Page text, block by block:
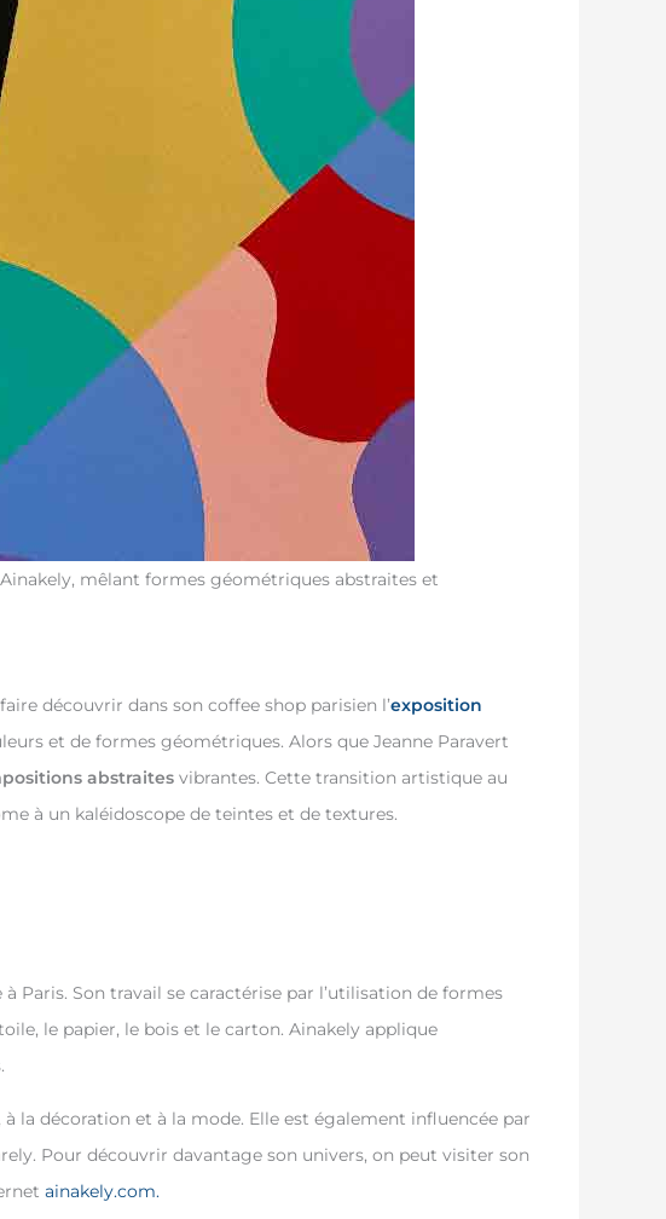
mêlant formes géométriques abstraites et
découvrir dans son coffee shop parisien l’exposition
et de formes géométriques. Alors que Jeanne Paravert
abstraites vibrantes. Cette transition artistique au
à un kaléidoscope de teintes et de textures.
Paris. Son travail se caractérise par l’utilisation de formes
le papier, le bois et le carton. Ainakely applique
la décoration et à la mode. Elle est également influencée par
Pour découvrir davantage son univers, on peut visiter son
ainakely.com.